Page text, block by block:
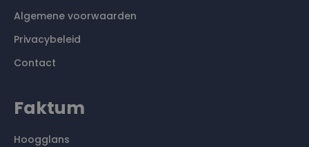
Algemene voorwaarden
Privacybeleid
Contact
Faktum
Hoogglans